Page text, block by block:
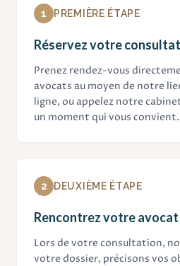
1 PREMIÈRE ÉTAPE
Réservez votre
Prenez rendez-vous
avocats au moyen de notre
ligne, ou appelez notre
un moment qui vous convient.
2 DEUXIÈME ÉTAPE
Rencontrez votre avocat
Lors de votre consultation,
votre dossier, précisons vos